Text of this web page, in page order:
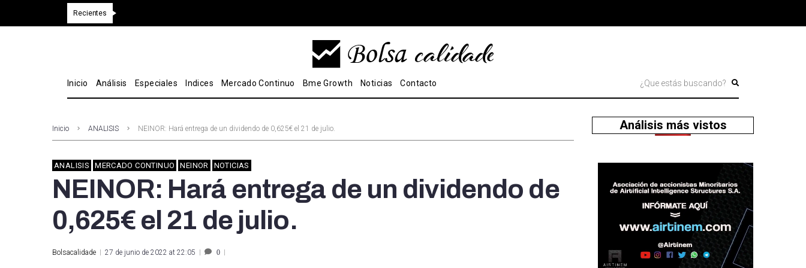
Recientes
Inicio Análisis Especiales Indices Mercado Continuo Bme Growth Noticias Contacto
Inicio ANALISIS NEINOR: Hará entrega de un dividendo de 0,625€ el 21 de julio.
ANALISIS MERCADO CONTINUO NEINOR NOTICIAS
NEINOR: Hará entrega de un dividendo de
0,625€ el 21 de julio.
Bolsacalidade 27 de junio de 2022 at 22:05 0
Análisis más vistos